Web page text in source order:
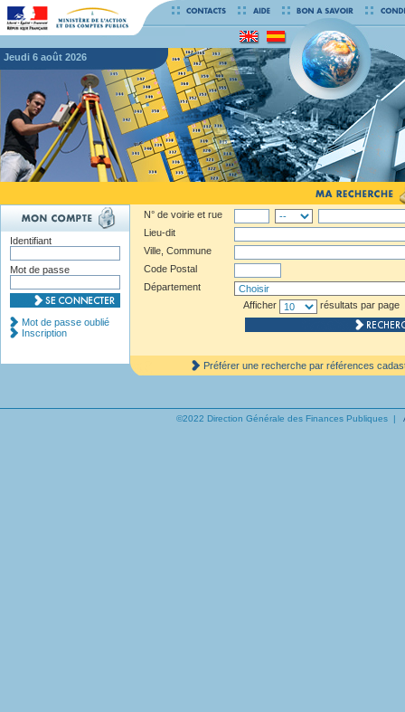
jeudi 6 août 2026
N° de voirie et rue
Lieu-dit
Ville, Commune
Code Postal
Département
Afficher
résultats par page
Préférer une recherche par références
Identifiant
Mot de passe
Mot de passe oublié
Inscription
©2022 Direction Générale des Finances Publiques |